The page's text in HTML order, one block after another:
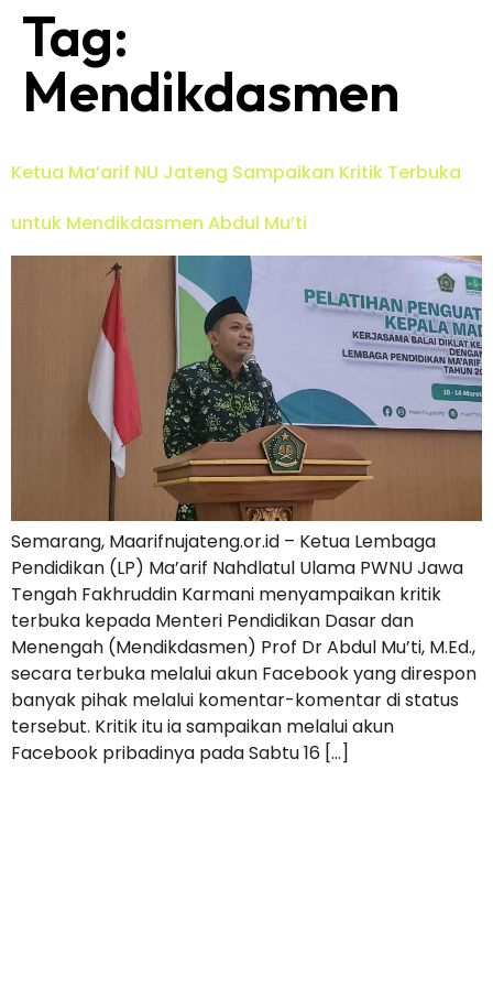
Tag:
Mendikdasmen
Ketua Ma’arif NU Jateng Sampaikan Kritik Terbuka
untuk Mendikdasmen Abdul Mu’ti
Semarang, Maarifnujateng.or.id – Ketua Lembaga
Pendidikan (LP) Ma’arif Nahdlatul Ulama PWNU Jawa
Tengah Fakhruddin Karmani menyampaikan kritik
terbuka kepada Menteri Pendidikan Dasar dan
Menengah (Mendikdasmen) Prof Dr Abdul Mu’ti, M.Ed.,
secara terbuka melalui akun Facebook yang direspon
banyak pihak melalui komentar-komentar di status
tersebut. Kritik itu ia sampaikan melalui akun
Facebook pribadinya pada Sabtu 16 […]